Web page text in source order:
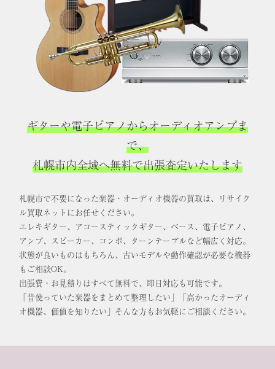
ギターや電子ピアノからオーディオアンプま
で、
札幌市内全域へ無料で出張査定いたします
札幌市で不要になった楽器・オーディオ機器の買取は、リサイク
ル買取ネットにお任せください。
エレキギター、アコースティックギター、ベース、電子ピアノ、
アンプ、スピーカー、コンポ、ターンテーブルなど幅広く対応。
状態が良いものはもちろん、古いモデルや動作確認が必要な機器
もご相談OK。
出張費・お見積りはすべて無料で、即日対応も可能です。
「昔使っていた楽器をまとめて整理したい」「高かったオーディ
オ機器、価値を知りたい」そんな方もお気軽にご相談ください。